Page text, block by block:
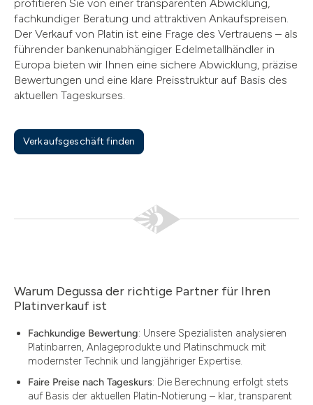
profitieren Sie von einer transparenten Abwicklung,
fachkundiger Beratung und attraktiven Ankaufspreisen.
Der Verkauf von Platin ist eine Frage des Vertrauens – als
führender bankenunabhängiger Edelmetallhändler in
Europa bieten wir Ihnen eine sichere Abwicklung, präzise
Bewertungen und eine klare Preisstruktur auf Basis des
aktuellen Tageskurses.
Verkaufsgeschäft finden
Warum Degussa der richtige Partner für Ihren
Platinverkauf ist
Fachkundige Bewertung: Unsere Spezialisten analysieren
Platinbarren, Anlageprodukte und Platinschmuck mit
modernster Technik und langjähriger Expertise.
Faire Preise nach Tageskurs: Die Berechnung erfolgt stets
auf Basis der aktuellen Platin-Notierung – klar, transparent